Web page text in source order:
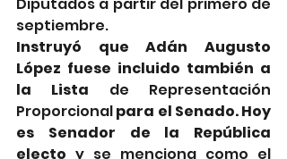
Diputados a partir del primero de
septiembre.
Instruyó que Adán Augusto
López fuese incluido también a
la Lista de Representación
Proporcional para el Senado. Hoy
es Senador de la República
electo y se menciona como el